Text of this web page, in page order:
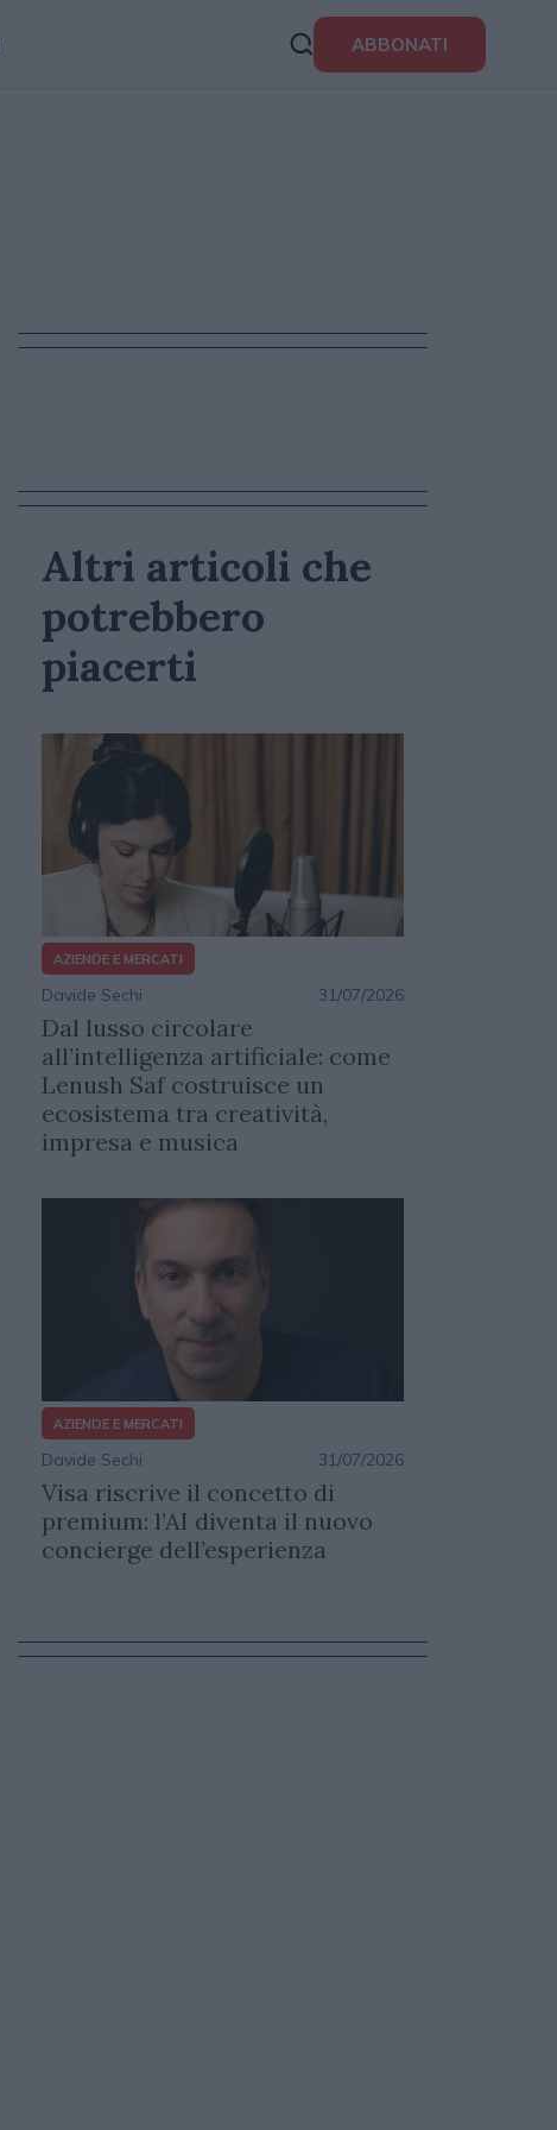
ABBONATI
Altri articoli che
potrebbero
piacerti
AZIENDE E MERCATI
Davide Sechi 31/07/2026
Dal lusso circolare
all’intelligenza artificiale: come
Lenush Saf costruisce un
ecosistema tra creatività,
impresa e musica
AZIENDE E MERCATI
Davide Sechi 31/07/2026
Visa riscrive il concetto di
premium: l’AI diventa il nuovo
concierge dell’esperienza